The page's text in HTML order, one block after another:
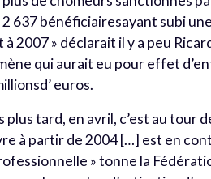
637 bénéficiairesayant subi
2007 » déclarait il y a peu
qui aurait eu pour effet
euros.
plus tard, en avril, c’est au tour
à partir de 2004 […] est en
» tonne la